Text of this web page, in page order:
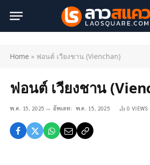
Home » ฟอนต์ เวียงชาน (Vienchan)
ฟอนต์ เวียงชาน
พ.ค. 15, 2025 อัพเดท: พ.ค. 15, 2025 0 VIEWS